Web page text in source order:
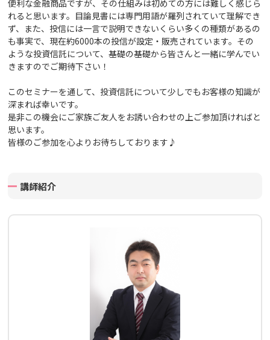
便利な金融商品ですが、その仕組みは初めての方には難しく感じら
れると思います。目論見書には専門用語が羅列されていて理解でき
ず、また、投信には一言で説明できないくらい多くの種類があるの
も事実で、現在約6000本の投信が設定・販売されています。その
ような投資信託について、基礎の基礎から皆さんと一緒に学んでい
きますのでご期待下さい！
このセミナーを通して、投資信託について少しでもお客様の知識が
深まれば幸いです。
是非この機会にご家族ご友人をお誘い合わせの上ご参加頂ければと
思います。
皆様のご参加を心よりお待ちしております♪
講師紹介